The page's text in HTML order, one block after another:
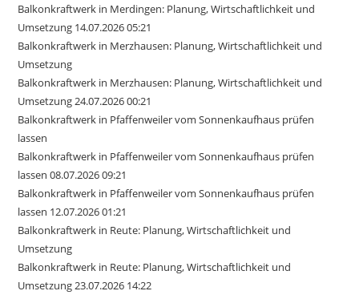
Balkonkraftwerk in Merdingen: Planung, Wirtschaftlichkeit und
Umsetzung 14.07.2026 05:21
Balkonkraftwerk in Merzhausen: Planung, Wirtschaftlichkeit und
Umsetzung
Balkonkraftwerk in Merzhausen: Planung, Wirtschaftlichkeit und
Umsetzung 24.07.2026 00:21
Balkonkraftwerk in Pfaffenweiler vom Sonnenkaufhaus prüfen
lassen
Balkonkraftwerk in Pfaffenweiler vom Sonnenkaufhaus prüfen
lassen 08.07.2026 09:21
Balkonkraftwerk in Pfaffenweiler vom Sonnenkaufhaus prüfen
lassen 12.07.2026 01:21
Balkonkraftwerk in Reute: Planung, Wirtschaftlichkeit und
Umsetzung
Balkonkraftwerk in Reute: Planung, Wirtschaftlichkeit und
Umsetzung 23.07.2026 14:22